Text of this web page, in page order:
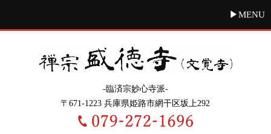
MENU
-臨済宗妙心寺派-
〒671-1223 兵庫県姫路市網干区坂上292